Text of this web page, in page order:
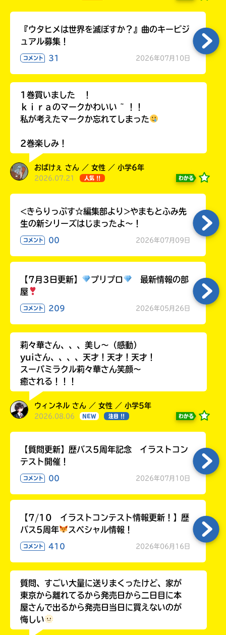
みんなからのお手紙が
『ウタヒメは世界を滅ぼすか？』曲のキービジ
ュアル募集！
コメント 31 2026年07月10日
1巻買いました ！
ｋｉｒａのマークかわいい ~ ！！
私が考えたマークか忘れてしまった
2巻楽しみ！
おばけぇ さん ／ 女性 ／ 小学6年
2026.07.21 人気 !! わかる
<きらりっぷす☆編集部より>やまもとふみ先
生の新シリーズはじまったよ～！
コメント 00 2026年07月09日
【7月3日更新】 プリプロ
最新情報の部
屋
コメント 209 2026年05月26日
莉々華さん、、、美し〜（感動）
yuiさん、、、、天才！天才！天才！
スーパミラクル莉々華さん笑顔〜
癒される！！！
ウィンネル さん ／ 女性 ／ 小学5年
2026.08.06 NEW 注目 !! わかる
【質問更新】歴バス5周年記念 イラストコン
テスト開催！
コメント 00 2026年07月10日
【7/10 イラストコンテスト情報更新！】歴
バス5周年
スペシャル情報！
コメント 410 2026年06月16日
質問、すごい大量に送りまくったけど、家が
東京から離れてるから発売日から二日目に本
屋さんで出るから発売日当日に買えないのが
悔しい